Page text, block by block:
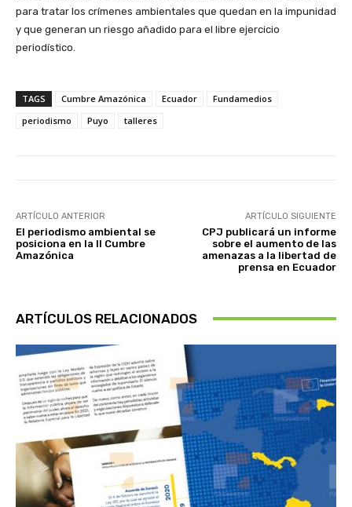
para tratar los crímenes ambientales que quedan en la impunidad
y que generan un riesgo añadido para el libre ejercicio
periodístico.
TAGS Cumbre Amazónica Ecuador
Fundamedios
periodismo
Puyo talleres
ARTÍCULO ANTERIOR
El periodismo ambiental se
posiciona en la II Cumbre
Amazónica
ARTÍCULO SIGUIENTE
CPJ publicará un informe
sobre el aumento de las
amenazas a la libertad de
prensa en Ecuador
ARTÍCULOS RELACIONADOS